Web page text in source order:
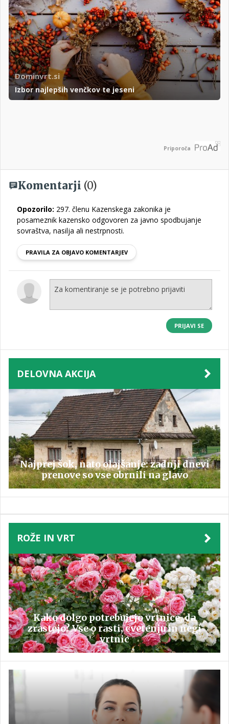
Dominvrt.si
Izbor najlepših venčkov te jeseni
Priporoča
Komentarji (0)
Opozorilo: 297. členu Kazenskega zakonika je
posameznik kazensko odgovoren za javno spodbujanje
sovraštva, nasilja ali nestrpnosti.
PRAVILA ZA OBJAVO KOMENTARJEV
PRIJAVI SE
DELOVNA AKCIJA
Najprej šok, nato olajšanje: zadnji dnevi
prenove so vse obrnili na glavo
ROŽE IN VRT
Kako dolgo potrebujejo vrtnice, da
zrastejo? Vse o rasti, cvetenju in negi
vrtnic